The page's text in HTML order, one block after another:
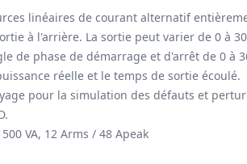
linéaires de courant alternatif
à l'arrière. La sortie peut varier de 0 à
de phase de démarrage et d'arrêt de 0 à
réelle et le temps de sortie écoulé.
pour la simulation des défauts et
VA, 12 Arms / 48 Apeak